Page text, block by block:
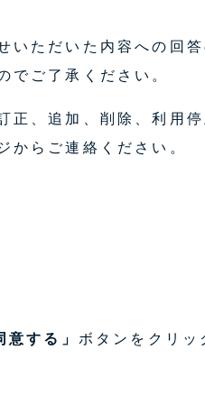
ただいた内容への回
でご了承ください。
、追加、削除、利用
からご連絡ください。
意する」 ボタンをクリッ